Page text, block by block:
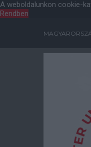
A weboldalunkon cookie-
Rendben